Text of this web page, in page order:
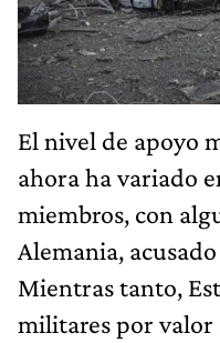
El nivel de apoyo
ahora ha variado
miembros, con
Alemania,
Mientras tanto,
militares por valor